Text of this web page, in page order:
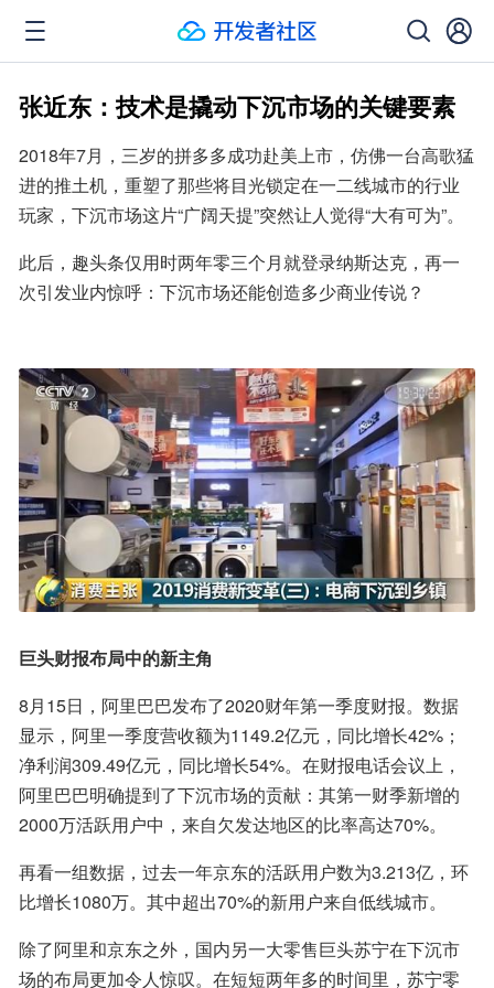
张近东：技术是撬动下沉市场的关键要素
2018年7月，三岁的拼多多成功赴美上市，仿佛一台高歌猛
进的推土机，重塑了那些将目光锁定在一二线城市的行业
玩家，下沉市场这片“广阔天提”突然让人觉得“大有可为”。
此后，趣头条仅用时两年零三个月就登录纳斯达克，再一
次引发业内惊呼：下沉市场还能创造多少商业传说？
巨头财报布局中的新主角
8月15日，阿里巴巴发布了2020财年第一季度财报。数据
显示，阿里一季度营收额为1149.2亿元，同比增长42%；
净利润309.49亿元，同比增长54%。在财报电话会议上，
阿里巴巴明确提到了下沉市场的贡献：其第一财季新增的
2000万活跃用户中，来自欠发达地区的比率高达70%。
再看一组数据，过去一年京东的活跃用户数为3.213亿，环
比增长1080万。其中超出70%的新用户来自低线城市。
除了阿里和京东之外，国内另一大零售巨头苏宁在下沉市
场的布局更加令人惊叹。在短短两年多的时间里，苏宁零